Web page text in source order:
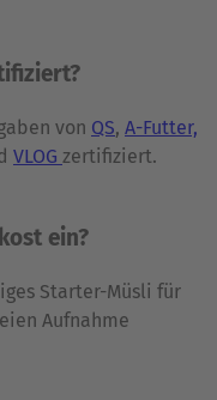
von QS, A-Futter,
VLOG zertifiziert.
ein?
Starter-Müsli für
Aufnahme